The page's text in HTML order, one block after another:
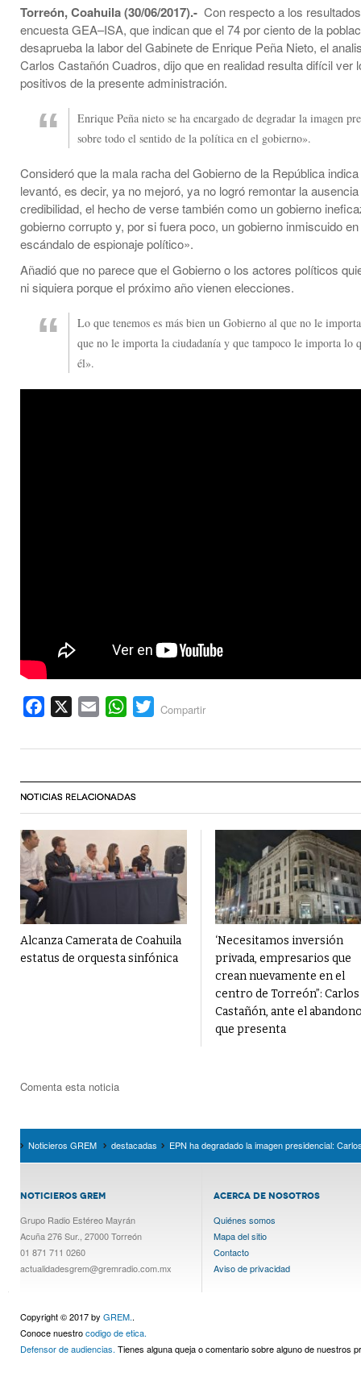
Torreón, Coahuila (30/06/2017).- Con respecto a los
encuesta GEA–ISA, que indican que el 74 por ciento de la
desaprueba la labor del Gabinete de Enrique Peña Nieto, el
Carlos Castañón Cuadros, dijo que en realidad resulta difícil ver
positivos de la presente administración.
Enrique Peña nieto se ha encargado de degradar la imagen
sobre todo el sentido de la política en el gobierno».
Consideró que la mala racha del Gobierno de la República
levantó, es decir, ya no mejoró, ya no logró remontar la
credibilidad, el hecho de verse también como un gobierno
gobierno corrupto y, por si fuera poco, un gobierno inmiscuido
escándalo de espionaje político».
Añadió que no parece que el Gobierno o los actores políticos
ni siquiera porque el próximo año vienen elecciones.
Lo que tenemos es más bien un Gobierno al que no le
que no le importa la ciudadanía y que tampoco le importa lo
él».
Facebook Email WhatsApp
Twitter
Compartir
NOTICIAS RELACIONADAS
Alcanza Camerata de Coahuila
estatus de orquesta sinfónica
‘Necesitamos inversión
privada, empresarios que
crean nuevamente en el
centro de Torreón”: Carlos
Castañón, ante el
que presenta
Comenta esta noticia
Noticieros GREM destacadas EPN ha degradado la imagen presidencial:
NOTICIEROS GREM
Grupo Radio Estéreo Mayrán
Acuña 276 Sur., 27000 Torreón
01 871 711 0260
actualidadesgrem@gremradio.com.mx
ACERCA DE NOSOTROS
Quiénes somos
Mapa del sitio
Contacto
Aviso de privacidad
Copyright © 2017 by GREM..
Conoce nuestrocodigo de etica.
Defensor de audiencias. Tienes alguna queja o comentario sobre alguno de nuestros